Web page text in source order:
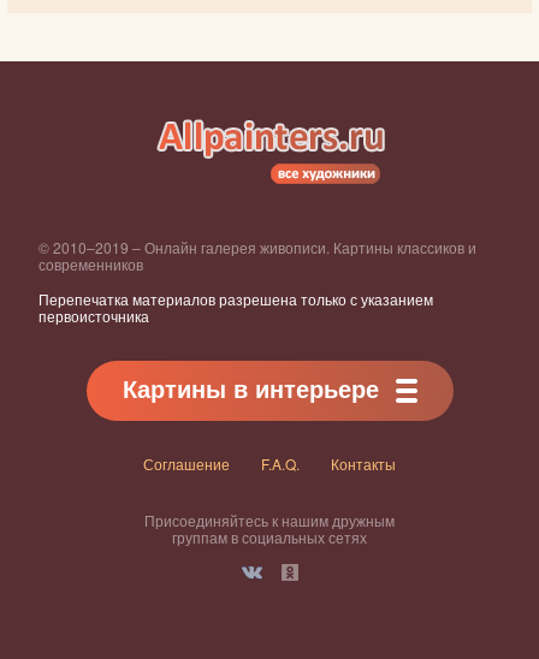
© 2010–2019 – Онлайн галерея живописи. Картины классиков и
современников
Перепечатка материалов разрешена только с указанием
первоисточника
Картины в интерьере
Соглашение F.A.Q. Контакты
Присоединяйтесь к нашим дружным
группам в социальных сетях